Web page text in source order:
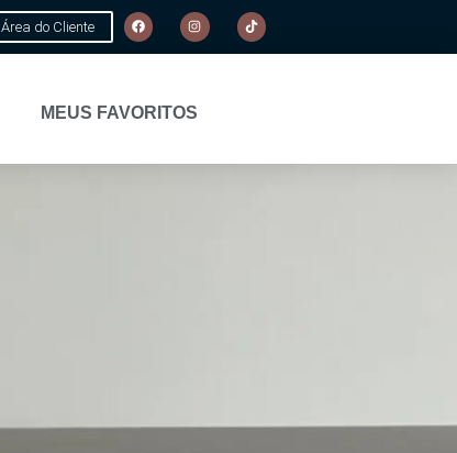
Área do Cliente
MEUS FAVORITOS